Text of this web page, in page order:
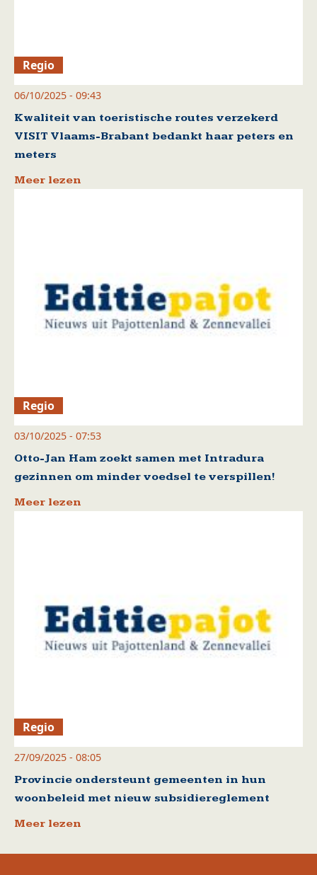
Regio
06/10/2025 - 09:43
Kwaliteit van toeristische routes verzekerd
VISIT Vlaams-Brabant bedankt haar peters en
meters
Meer lezen
Regio
03/10/2025 - 07:53
Otto-Jan Ham zoekt samen met Intradura
gezinnen om minder voedsel te verspillen!
Meer lezen
Regio
27/09/2025 - 08:05
Provincie ondersteunt gemeenten in hun
woonbeleid met nieuw subsidiereglement
Meer lezen